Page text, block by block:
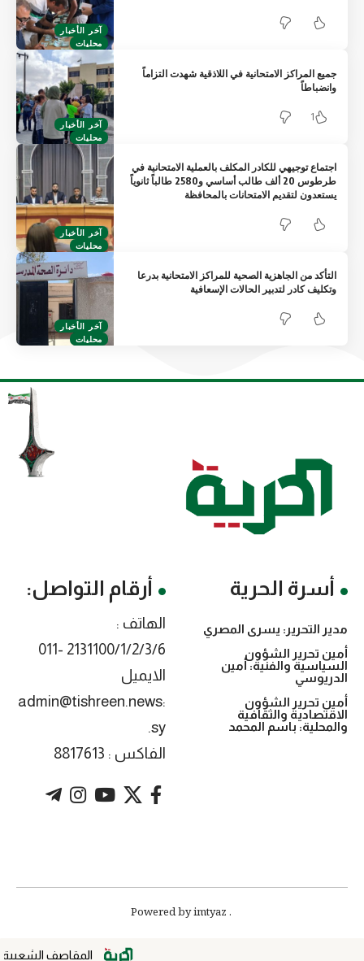
آخر الأخبار
محليات
آخر الأخبار
محليات
جميع المراكز الامتحانية في اللاذقية شهدت التزاماً
وانضباطاً ‏
1
آخر الأخبار
محليات
اجتماع توجيهي للكادر المكلف بالعملية الامتحانية في
طرطوس 20 ألف طالب أساسي و2580 طالباً ثانوياً
يستعدون لتقديم الامتحانات بالمحافظة
آخر الأخبار
محليات
التأكد من الجاهزية الصحية للمراكز الامتحانية بدرعا
وتكليف كادر لتدبير الحالات الإسعافية
أسرة الحرية
مدير التحرير: يسرى المصري
أمين تحرير الشؤون
السياسية والفنية: أمين
الدريوسي
أمين تحرير الشؤون
الاقتصادية والثقافية
والمحلية: باسم المحمد
أرقام التواصل:
الهاتف :
2131100/1/2/3/6 -011
الايميل
:admin@tishreen.news
.sy
الفاكس : 8817613
. Powered by imtyaz
المقاصف الشعبية..